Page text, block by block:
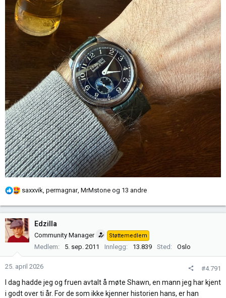
R
k
s
e
r
:
saxxvik permagnar, MrMstone og 13 andre
Edzilla
Community Manager Støttemedlem
Medlem 5. sep. 2011 Innlegg 13.839 Sted Oslo
25. april 2026 #4.791
I dag hadde jeg og fruen avtalt å møte Shawn, en mann jeg har kjent
i godt over ti år. For de som ikke kjenner historien hans, er han